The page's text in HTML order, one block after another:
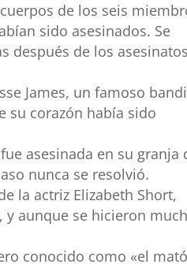
de los seis
sido asesinados. Se
después de los
James, un famoso
su corazón había sido
asesinada en su granja
nunca se resolvió.
la actriz Elizabeth Short,
y aunque se hicieron
conocido como «el